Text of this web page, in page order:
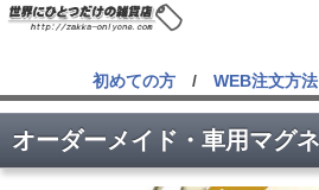
初めての方 / WEB注文方法